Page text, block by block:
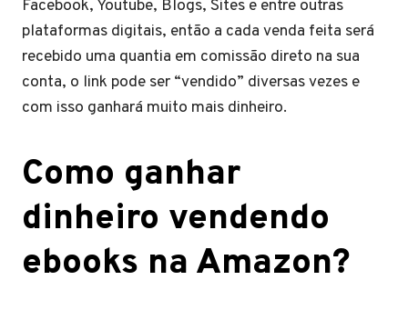
Facebook, Youtube, Blogs, Sites e entre outras
plataformas digitais, então a cada venda feita será
recebido uma quantia em comissão direto na sua
conta, o link pode ser “vendido” diversas vezes e
com isso ganhará muito mais dinheiro.
Como ganhar
dinheiro vendendo
ebooks na Amazon?